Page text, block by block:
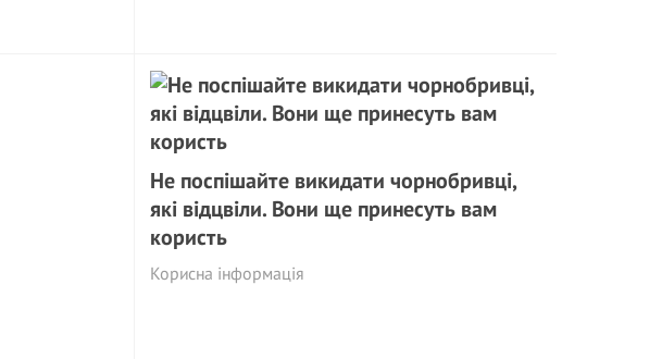
Не поспішайте викидати чорнобривці,
які відцвіли. Вони ще принесуть вам
користь
Корисна інформація